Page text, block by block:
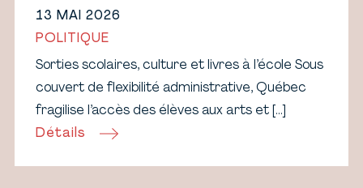
13 MAI 2026
POLITIQUE
Sorties scolaires, culture et livres à l’école Sous
couvert de flexibilité administrative, Québec
fragilise l’accès des élèves aux arts et […]
Détails